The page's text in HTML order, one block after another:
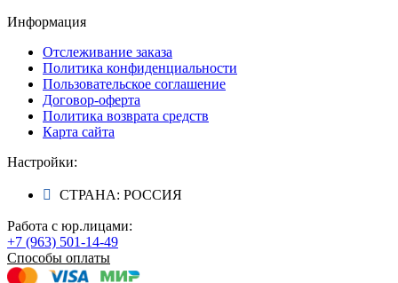
Информация
Отслеживание заказа
Политика конфиденциальности
Пользовательское соглашение
Договор-оферта
Политика возврата средств
Карта сайта
Настройки:
СТРАНА: РОССИЯ
Работа с юр.лицами:
+7 (963) 501-14-49
Способы оплаты